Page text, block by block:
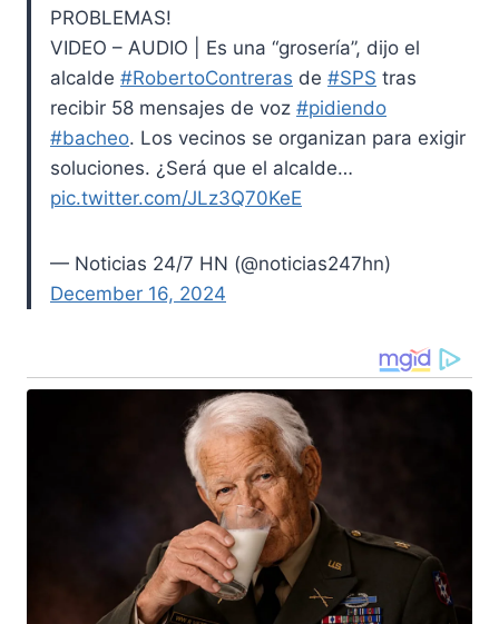
PROBLEMAS!
VIDEO – AUDIO | Es una “grosería”, dijo el
alcalde #RobertoContreras de #SPS tras
recibir 58 mensajes de voz #pidiendo
#bacheo. Los vecinos se organizan para exigir
soluciones. ¿Será que el alcalde…
pic.twitter.com/JLz3Q70KeE
— Noticias 24/7 HN (@noticias247hn)
December 16, 2024